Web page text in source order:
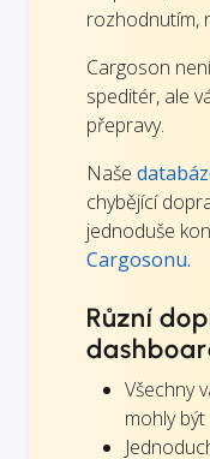
rozhodnutím,
Cargoson
speditér, ale
přepravy.
Naše
chybějící
jednoduše
Cargosonu.
Různí
Všechny
mohly